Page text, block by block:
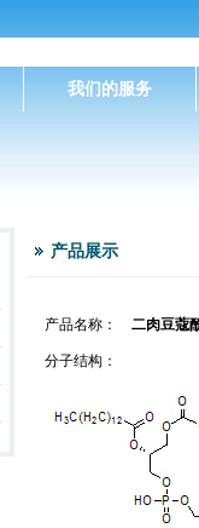
我们的服务
产品展示
产品名称： 二肉豆蔻
分子结构：